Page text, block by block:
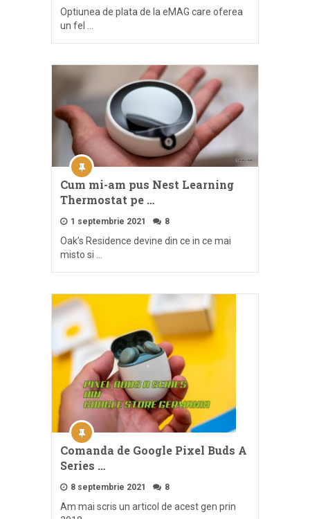
Optiunea de plata de la eMAG care oferea
un fel …
Cum mi-am pus Nest Learning
Thermostat pe …
1 septembrie 2021 8
Oak’s Residence devine din ce in ce mai
misto si …
Comanda de Google Pixel Buds A
Series …
8 septembrie 2021 8
Am mai scris un articol de acest gen prin